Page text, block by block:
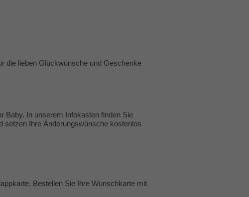
die lieben Glückwünsche und Geschenke
Baby. In unserem Infokasten finden Sie
setzen Ihre Änderungswünsche kostenlos
Bestellen Sie Ihre Wunschkarte mit